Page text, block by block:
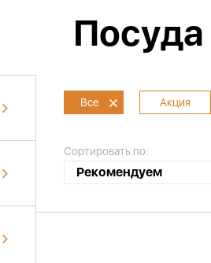
Все Акция
Сортировать по:
Рекомендуем